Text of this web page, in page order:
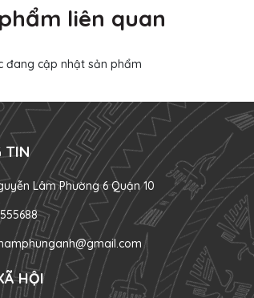
liên quan
đang cập nhật sản phẩm
TIN
Lâm Phường 6 Quận 10
HỘI